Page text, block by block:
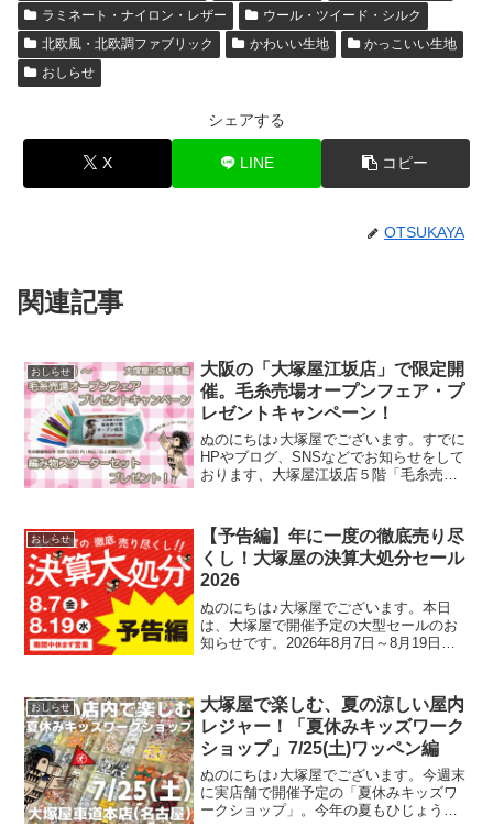
ラミネート・ナイロン・レザー
ウール・ツイード・シルク
北欧風・北欧調ファブリック
かわいい生地
かっこいい生地
おしらせ
シェアする
X LINE コピー
OTSUKAYA
関連記事
おしらせ
大阪の「大塚屋江坂店」で限定開
催。毛糸売場オープンフェア・プ
レゼントキャンペーン！
ぬのにちは♪大塚屋でございます。すでに
HPやブログ、SNSなどでお知らせをして
おります、大塚屋江坂店５階「毛糸売り
います。その際に、8月21日～9月2日の期
間中「江坂店
おしらせ
【予告編】年に一度の徹底売り尽
くし！大塚屋の決算大処分セール
2026
ぬのにちは♪大塚屋でございます。本日
は、大塚屋で開催予定の大型セールのお
知らせです。2026年8月7日～8月19日ま
いたします。（開催前日の8月6日(木)は定
休日です）
おしらせ
大塚屋で楽しむ、夏の涼しい屋内
レジャー！「夏休みキッズワーク
ショップ」7/25(土)ワッペン編
ぬのにちは♪大塚屋でございます。今週末
に実店舗で開催予定の「夏休みキッズワ
ークショップ」。今年の夏もひじょうに